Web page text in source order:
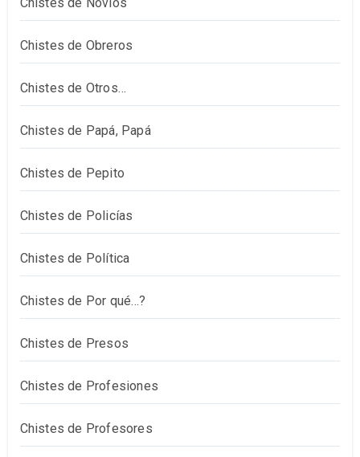
Chistes de Obreros
Chistes de Otros…
Chistes de Papá, Papá
Chistes de Pepito
Chistes de Policías
Chistes de Política
Chistes de Por qué…?
Chistes de Presos
Chistes de Profesiones
Chistes de Profesores